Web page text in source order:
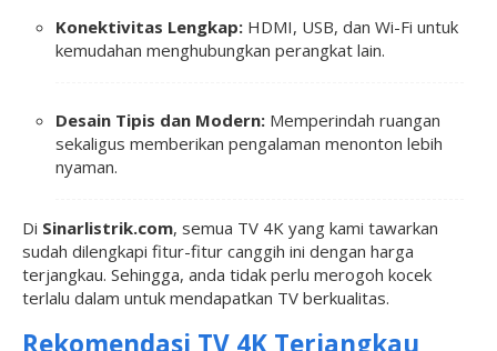
Konektivitas Lengkap: HDMI, USB, dan Wi-Fi untuk
kemudahan menghubungkan perangkat lain.
Desain Tipis dan Modern: Memperindah ruangan
sekaligus memberikan pengalaman menonton lebih
nyaman.
Di Sinarlistrik.com, semua TV 4K yang kami tawarkan
sudah dilengkapi fitur-fitur canggih ini dengan harga
terjangkau. Sehingga, anda tidak perlu merogoh kocek
terlalu dalam untuk mendapatkan TV berkualitas.
Rekomendasi TV 4K Terjangkau